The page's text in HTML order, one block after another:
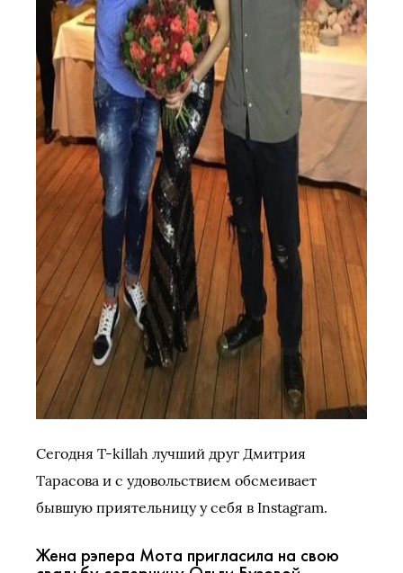
Сегодня T-killah лучший друг Дмитрия
Тарасова и с удовольствием обсмеивает
бывшую приятельницу у себя в Instagram.
Жена рэпера Мота пригласила на свою